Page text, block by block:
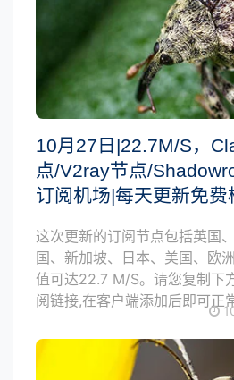
10月27日|22.7M/S，
点/V2ray节点/
订阅机场|每天更新免费
这次更新的订阅节点包括英国
国、新加坡、日本、美国、欧
值可达22.7 M/S。请您复制下
阅链接,在客户端添加后即可正